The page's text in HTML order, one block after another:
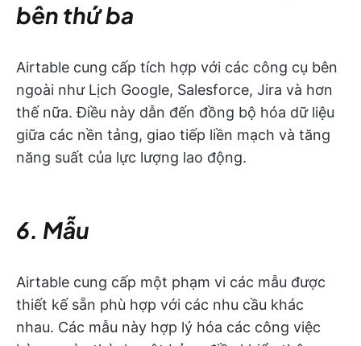
bên thứ ba
Airtable cung cấp tích hợp với các công cụ bên
ngoài như Lịch Google, Salesforce, Jira và hơn
thế nữa. Điều này dẫn đến đồng bộ hóa dữ liệu
giữa các nền tảng, giao tiếp liền mạch và tăng
năng suất của lực lượng lao động.
6. Mẫu
Airtable cung cấp một phạm vi các mẫu được
thiết kế sẵn phù hợp với các nhu cầu khác
nhau. Các mẫu này hợp lý hóa các công việc